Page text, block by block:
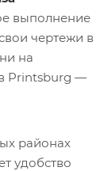
выполнение
чертежи в
на
Printsburg —
районах
удобство